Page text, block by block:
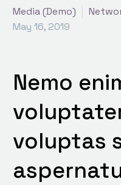
Media (Demo)
May 16, 2019
Nemo
voluptas